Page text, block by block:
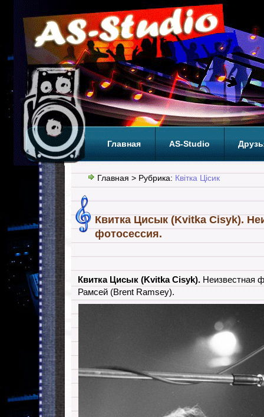
Главная AS-Studio
Теги ТОП
Главная > Рубрика: Квітка Цісик
Квитка Цисык (Kvitka Cisyk).
фотосессия.
Квитка Цисык (Kvitka Cisyk). Неизвестная
Рамсей (Brent Ramsey).